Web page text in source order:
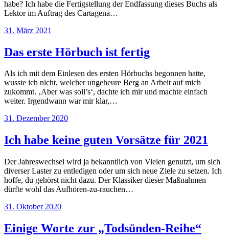
habe? Ich habe die Fertigstellung der Endfassung dieses Buchs als
Lektor im Auftrag des Cartagena…
31. März 2021
Das erste Hörbuch ist fertig
Als ich mit dem Einlesen des ersten Hörbuchs begonnen hatte,
wusste ich nicht, welcher ungeheure Berg an Arbeit auf mich
zukommt. ‚Aber was soll’s‘, dachte ich mir und machte einfach
weiter. Irgendwann war mir klar,…
31. Dezember 2020
Ich habe keine guten Vorsätze für 2021
Der Jahreswechsel wird ja bekanntlich von Vielen genutzt, um sich
diverser Laster zu entledigen oder um sich neue Ziele zu setzen. Ich
hoffe, du gehörst nicht dazu. Der Klassiker dieser Maßnahmen
dürfte wohl das Aufhören-zu-rauchen…
31. Oktober 2020
Einige Worte zur „Todsünden-Reihe“